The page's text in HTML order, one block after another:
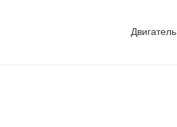
Двигатель